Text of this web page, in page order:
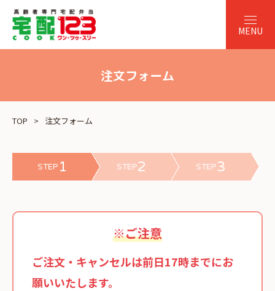
注文フォーム
TOP 注文フォーム
STEP 1 STEP2 STEP3
※ご注意
ご注文・キャンセルは前日17時までにお
願いいたします。